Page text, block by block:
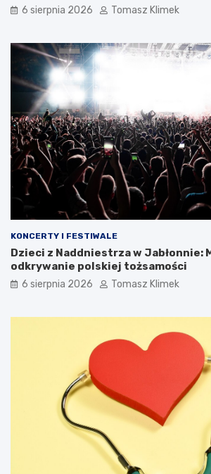
6 sierpnia 2026 Tomasz Klimek
KONCERTY I FESTIWALE
Dzieci z Naddniestrza w Jabłonnie:
odkrywanie polskiej tożsamości
6 sierpnia 2026 Tomasz Klimek